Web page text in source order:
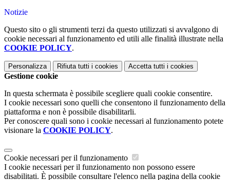
Notizie
Questo sito o gli strumenti terzi da questo utilizzati si avvalgono di
cookie necessari al funzionamento ed utili alle finalità illustrate nella
COOKIE POLICY.
Personalizza Rifiuta tutti i cookies Accetta tutti i cookies
Gestione cookie
In questa schermata è possibile scegliere quali cookie consentire.
I cookie necessari sono quelli che consentono il funzionamento della
piattaforma e non è possibile disabilitarli.
Per conoscere quali sono i cookie necessari al funzionamento potete
visionare la COOKIE POLICY.
Cookie necessari per il funzionamento
I cookie necessari per il funzionamento non possono essere
disabilitati. È possibile consultare l'elenco nella pagina della cookie